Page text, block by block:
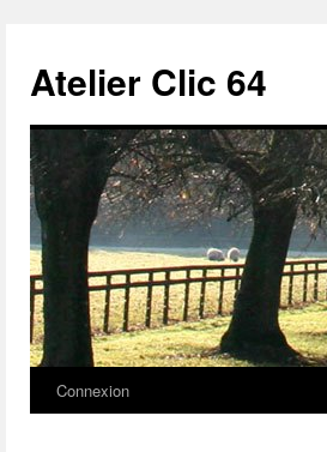
contenu
Atelier Clic 64
Connexion